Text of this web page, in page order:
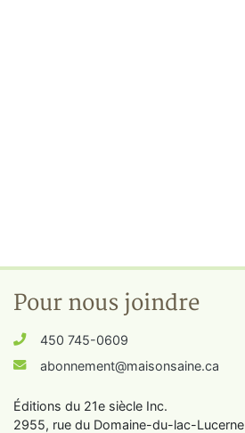
Pour nous joindre
450 745-0609
abonnement@maisonsaine.ca
Éditions du 21e siècle Inc.
2955, rue du Domaine-du-lac-Lucerne